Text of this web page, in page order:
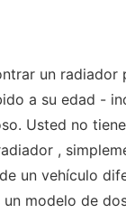
un radiador
a su edad -
Usted no
,
un vehículo
un modelo de